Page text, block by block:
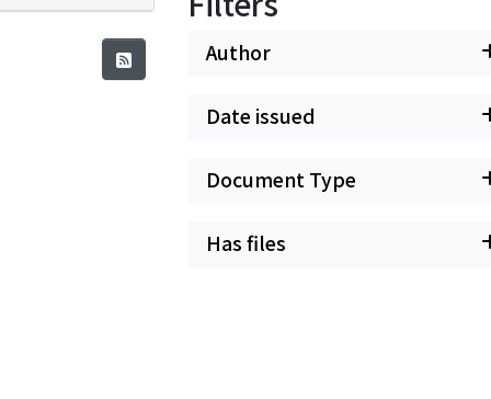
Author
Date issued
Document Type
Has files